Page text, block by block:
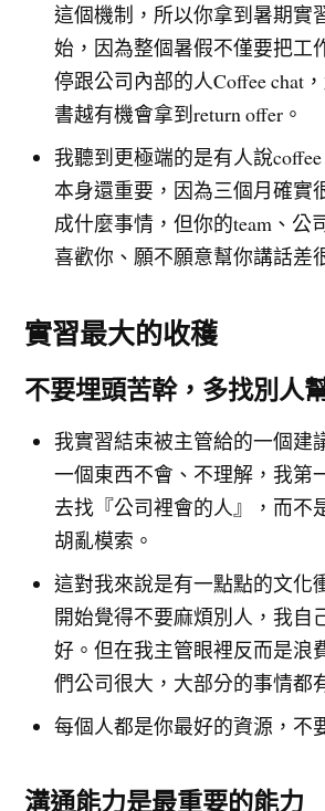
這個機制，所以你拿到暑期實
始，因為整個暑假不僅要把工
停跟公司內部的人Coffee chat
書越有機會拿到return offer。
我聽到更極端的是有人說
本身還重要，因為三個月確實
成什麼事情，但你的team、公
喜歡你、願不願意幫你講話差
實習最大的收穫
不要埋頭苦幹，多找別人
我實習結束被主管給的一個建
一個東西不會、不理解，我第
去找『公司裡會的人』，而不
胡亂模索。
這對我來說是有一點點的文化
開始覺得不要麻煩別人，我自
好。但在我主管眼裡反而是浪
們公司很大，大部分的事情都
每個人都是你最好的資源，不
溝通能力是最重要的能力